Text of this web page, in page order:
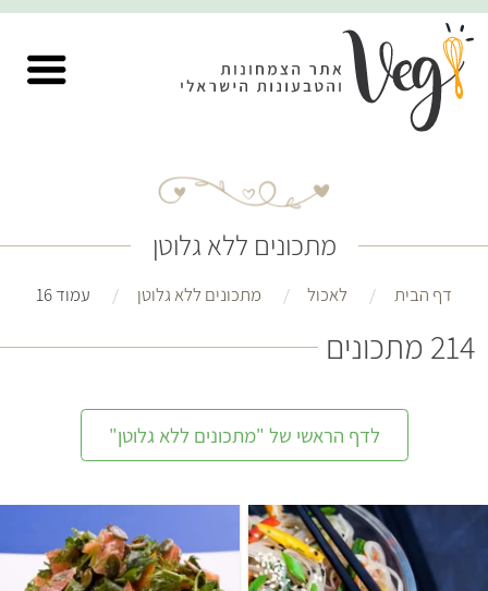
מתכונים ללא גלוטן
דף הבית לאכול מתכונים ללא גלוטן עמוד 16
214 מתכונים
לדף הראשי של "מתכונים ללא גלוטן"